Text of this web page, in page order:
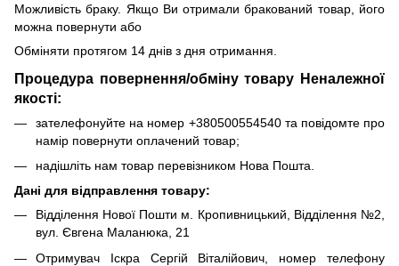
Можливість браку. Якщо Ви отримали бракований товар, його
можна повернути або
Обміняти протягом 14 днів з дня отримання.
Процедура повернення/обміну товару Неналежної
якості:
зателефонуйте на номер +380500554540 та повідомте про
намір повернути оплачений товар;
надішліть нам товар перевізником Нова Пошта.
Дані для відправлення товару:
Відділення Нової Пошти м. Кропивницький, Відділення №2,
вул. Євгена Маланюка, 21
Отримувач Іскра Сергій Віталійович, номер телефону